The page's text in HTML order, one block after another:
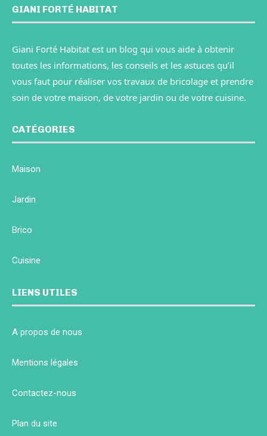
GIANI FORTÉ HABITAT
Giani Forté Habitat est un blog qui vous aide à obtenir
toutes les informations, les conseils et les astuces qu’il
vous faut pour réaliser vos travaux de bricolage et prendre
soin de votre maison, de votre jardin ou de votre cuisine.
CATÉGORIES
Maison
Jardin
Brico
Cuisine
LIENS UTILES
A propos de nous
Mentions légales
Contactez-nous
Plan du site